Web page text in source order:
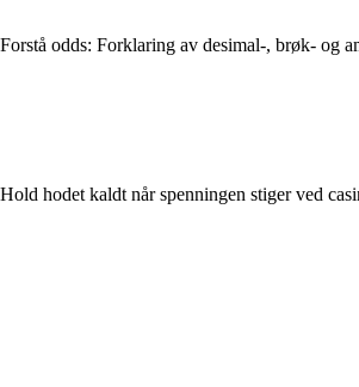
Forstå odds: Forklaring av desimal-, brøk- og
Hold hodet kaldt når spenningen stiger ved